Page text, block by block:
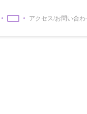
((新しいウィンドウで開きます))
((新しいウィンドウで開き
アクセス/お問い合わ